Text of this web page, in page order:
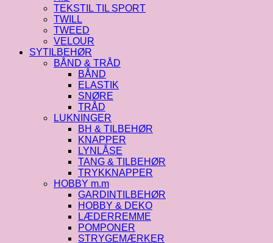
TEKSTIL TIL SPORT
TWILL
TWEED
VELOUR
SYTILBEHØR
BÅND & TRÅD
BÅND
ELASTIK
SNØRE
TRÅD
LUKNINGER
BH & TILBEHØR
KNAPPER
LYNLÅSE
TANG & TILBEHØR
TRYKKNAPPER
HOBBY m.m
GARDINTILBEHØR
HOBBY & DEKO
LÆDERREMME
POMPONER
STRYGEMÆRKER